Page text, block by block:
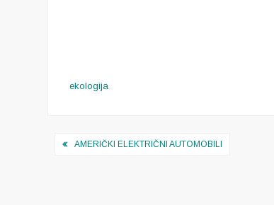
ekologija
Navigacija
AMERIČKI ELEKTRIČNI AUTOMOBILI